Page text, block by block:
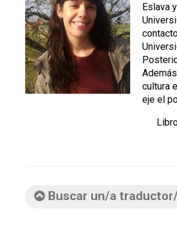
Eslava
cultura
eje el
Buscar un/a